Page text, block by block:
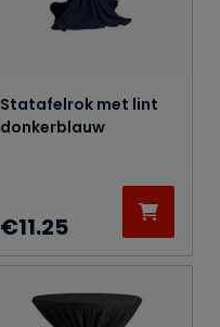
Statafelrok met lint
donkerblauw
€11.25